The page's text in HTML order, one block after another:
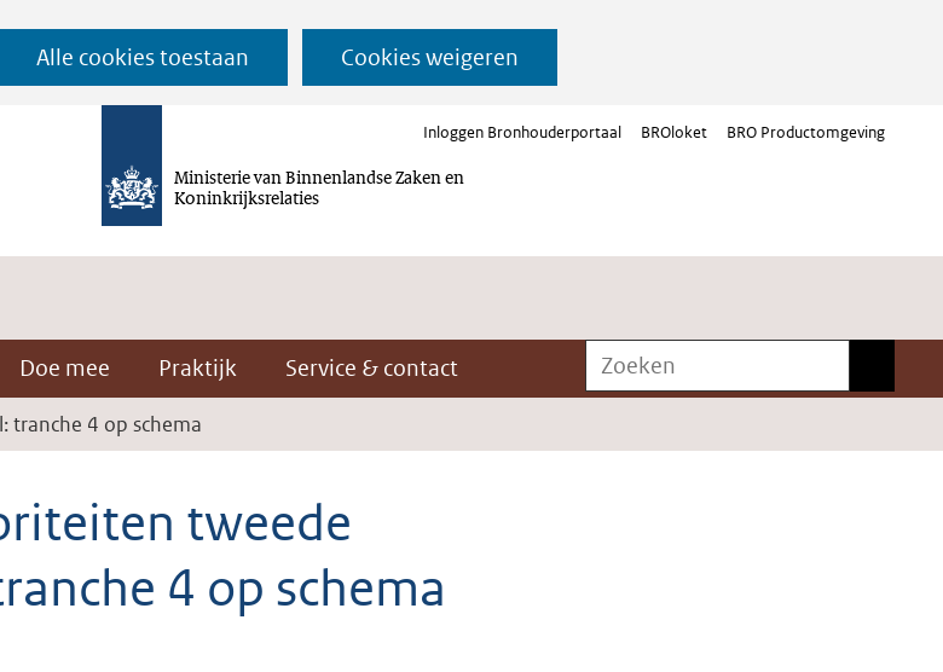
Alle cookies toestaan Cookies weigeren
Ga
naar
de
Ministerie van Binnenlandse Zaken en
Koninkrijksrelaties
Inloggen Bronhouderportaal BROloket BRO Productomgeving
Doe mee Praktijk Service & contact Zoeken
4 op schema
tweede
4 op schema